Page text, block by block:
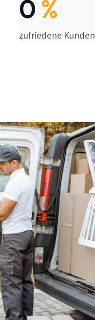
0 %
zufriedene Kunden